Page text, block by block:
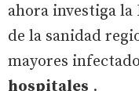
ahora investiga
de la sanidad
mayores
hospitales .